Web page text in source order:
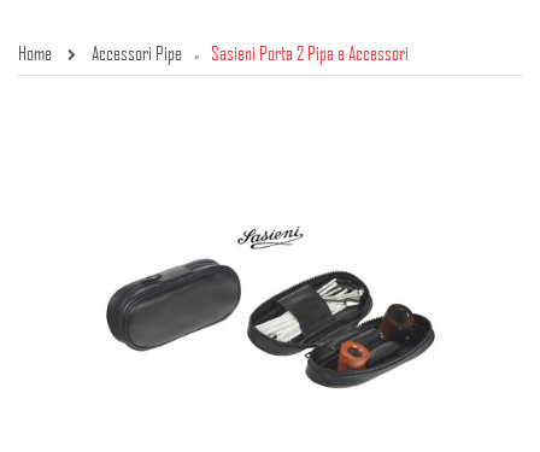
Home Accessori Pipe » Sasieni Porta 2 Pipa e Accessori